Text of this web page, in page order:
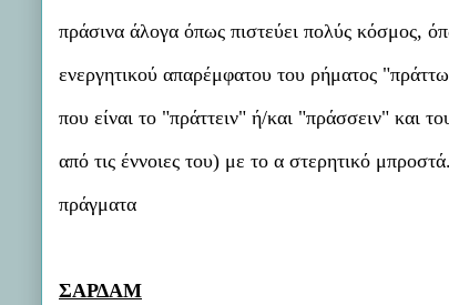
πράσινα άλογα όπως πιστεύει πολύς κόσμος,
ενεργητικού απαρέμφατου του ρήματος
που είναι το "πράττειν" ή/και "πράσσειν" και
από τις έννοιες του) με το α στερητικό
πράγματα
ΣΑΡΔΑΜ